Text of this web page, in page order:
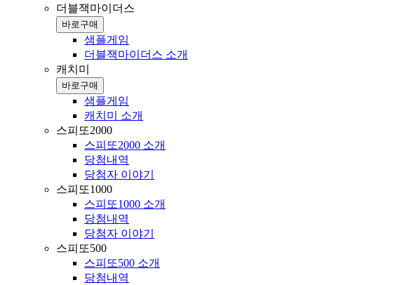
더블잭마이더스
바로구매
샘플게임
더블잭마이더스 소개
캐치미
바로구매
샘플게임
캐치미 소개
스피또2000
스피또2000 소개
당첨내역
당첨자 이야기
스피또1000
스피또1000 소개
당첨내역
당첨자 이야기
스피또500
스피또500 소개
당첨내역